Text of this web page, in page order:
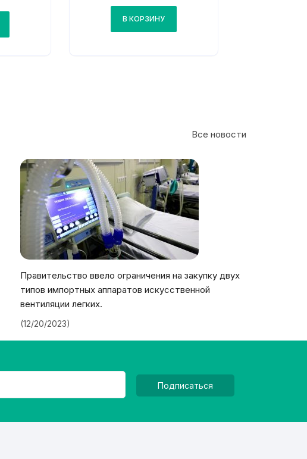
В КОРЗИНУ
Все новости
Правительство ввело ограничения на закупку двух
типов импортных аппаратов искусственной
вентиляции легких.
(12/20/2023)
Подписаться